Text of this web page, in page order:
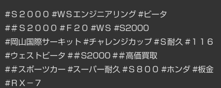
#Ｓ２０００ #ＷＳエンジニアリング #ビータ
#＃Ｓ２０００ #Ｆ２０ #ＷＳ #S2000
#岡山国際サーキット #チャレンジカップ #Ｓ耐久 #１１６
#ウェストビータ #＃S2000 #＃高価買取
#＃スポーツカー #スーパー耐久 #Ｓ８００ #ホンダ #板金
#ＲＸ－７